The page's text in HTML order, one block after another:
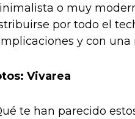
o muy
por todo el
y con
Vivarea
te han parecido